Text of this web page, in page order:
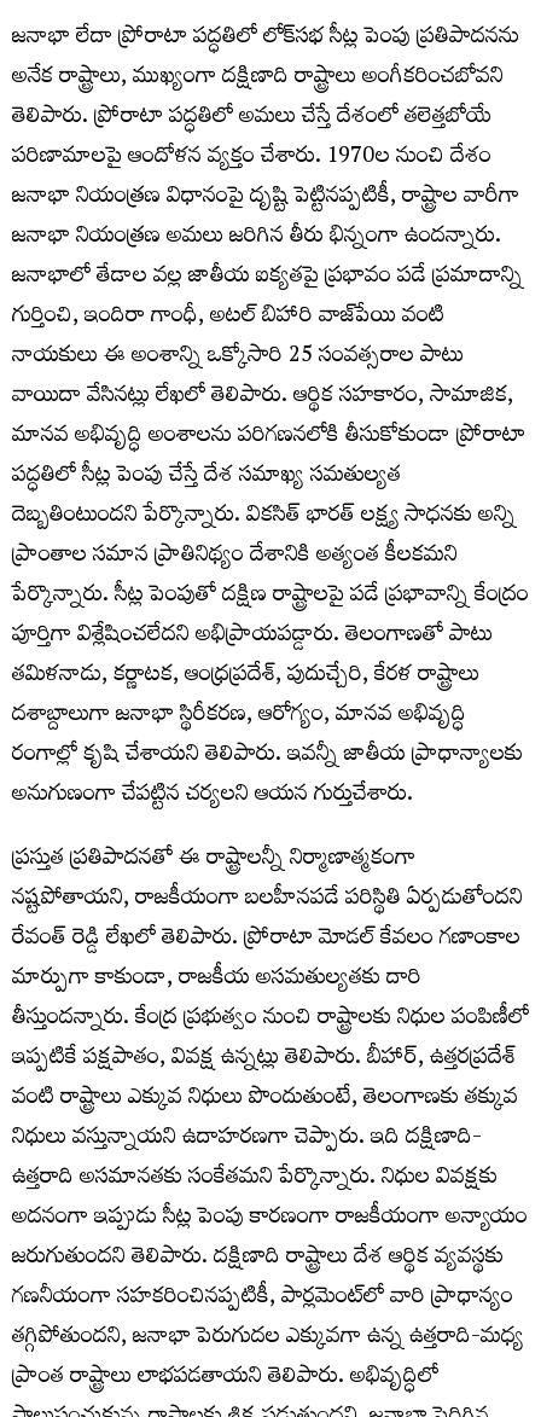
జనాభా లేదా ప్రోరాటా పద్ధతిలో లోక్‌సభ సీట్ల పెంపు ప్రతిపాదనను
అనేక రాష్ట్రాలు, ముఖ్యంగా దక్షిణాది రాష్ట్రాలు అంగీకరించబోవని
తెలిపారు. ప్రోరాటా పద్ధతిలో అమలు చేస్తే దేశంలో తలెత్తబోయే
పరిణామాలపై ఆందోళన వ్యక్తం చేశారు. 1970ల నుంచి దేశం
జనాభా నియంత్రణ విధానంపై దృష్టి పెట్టినప్పటికీ, రాష్ట్రాల వారీగా
జనాభా నియంత్రణ అమలు జరిగిన తీరు భిన్నంగా ఉందన్నారు.
జనాభాలో తేడాల వల్ల జాతీయ ఐక్యతపై ప్రభావం పడే ప్రమాదాన్ని
గుర్తించి, ఇందిరా గాంధీ, అటల్ బిహారి వాజ్‌పేయి వంటి
నాయకులు ఈ అంశాన్ని ఒక్కోసారి 25 సంవత్సరాల పాటు
వాయిదా వేసినట్లు లేఖలో తెలిపారు. ఆర్థిక సహకారం, సామాజిక,
మానవ అభివృద్ధి అంశాలను పరిగణనలోకి తీసుకోకుండా ప్రోరాటా
పద్ధతిలో సీట్ల పెంపు చేస్తే దేశ సమాఖ్య సమతుల్యత
దెబ్బతింటుందని పేర్కొన్నారు. వికసిత్ భారత్ లక్ష్య సాధనకు అన్ని
ప్రాంతాల సమాన ప్రాతినిథ్యం దేశానికి అత్యంత కీలకమని
పేర్కొన్నారు. సీట్ల పెంపుతో దక్షిణ రాష్ట్రాలపై పడే ప్రభావాన్ని కేంద్రం
పూర్తిగా విశ్లేషించలేదని అభిప్రాయపడ్డారు. తెలంగాణతో పాటు
తమిళనాడు, కర్ణాటక, ఆంధ్రప్రదేశ్, పుదుచ్చేరి, కేరళ రాష్ట్రాలు
దశాబ్దాలుగా జనాభా స్థిరీకరణ, ఆరోగ్యం, మానవ అభివృద్ధి
రంగాల్లో కృషి చేశాయని తెలిపారు. ఇవన్నీ జాతీయ ప్రాధాన్యాలకు
అనుగుణంగా చేపట్టిన చర్యలని ఆయన గుర్తుచేశారు.
ప్రస్తుత ప్రతిపాదనతో ఈ రాష్ట్రాలన్నీ నిర్మాణాత్మకంగా
నష్టపోతాయని, రాజకీయంగా బలహీనపడే పరిస్థితి ఏర్పడుతోందని
రేవంత్ రెడ్డి లేఖలో తెలిపారు. ప్రోరాటా మోడల్ కేవలం గణాంకాల
మార్పుగా కాకుండా, రాజకీయ అసమతుల్యతకు దారి
తీస్తుందన్నారు. కేంద్ర ప్రభుత్వం నుంచి రాష్ట్రాలకు నిధుల పంపిణీలో
ఇప్పటికే పక్షపాతం, వివక్ష ఉన్నట్లు తెలిపారు. బీహార్, ఉత్తరప్రదేశ్
వంటి రాష్ట్రాలు ఎక్కువ నిధులు పొందుతుంటే, తెలంగాణకు తక్కువ
నిధులు వస్తున్నాయని ఉదాహరణగా చెప్పారు. ఇది దక్షిణాది-
ఉత్తరాది అసమానతకు సంకేతమని పేర్కొన్నారు. నిధుల వివక్షకు
అదనంగా ఇప్పుడు సీట్ల పెంపు కారణంగా రాజకీయంగా అన్యాయం
జరుగుతుందని తెలిపారు. దక్షిణాది రాష్ట్రాలు దేశ ఆర్థిక వ్యవస్థకు
గణనీయంగా సహకరించినప్పటికీ, పార్లమెంట్‌లో వారి ప్రాధాన్యం
తగ్గిపోతుందని, జనాభా పెరుగుదల ఎక్కువగా ఉన్న ఉత్తరాది-మధ్య
ప్రాంత రాష్ట్రాలు లాభపడతాయని తెలిపారు. అభివృద్ధిలో